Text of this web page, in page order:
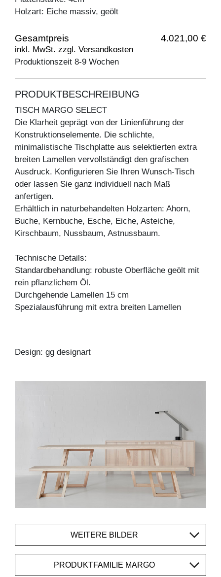
Holzart: Eiche massiv, geölt
Gesamtpreis 4.021,00 €
inkl. MwSt. zzgl. Versandkosten
Produktionszeit 8-9 Wochen
PRODUKTBESCHREIBUNG
TISCH MARGO SELECT
Die Klarheit geprägt von der Linienführung der
Konstruktionselemente. Die schlichte,
minimalistische Tischplatte aus selektierten extra
breiten Lamellen vervollständigt den grafischen
Ausdruck. Konfigurieren Sie Ihren Wunsch-Tisch
oder lassen Sie ganz individuell nach Maß
anfertigen.
Erhältlich in naturbehandelten Holzarten: Ahorn,
Buche, Kernbuche, Esche, Eiche, Asteiche,
Kirschbaum, Nussbaum, Astnussbaum.
Technische Details:
Standardbehandlung: robuste Oberfläche geölt mit
rein pflanzlichem Öl.
Durchgehende Lamellen 15 cm
Spezialausführung mit extra breiten Lamellen
Design: gg designart
WEITERE BILDER
PRODUKTFAMILIE MARGO